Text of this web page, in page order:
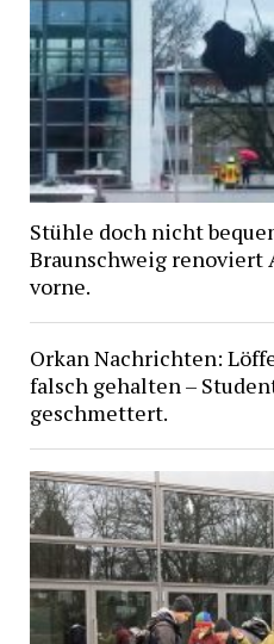
Stühle doch nicht
Braunschweig renoviert
vorne.
Orkan Nachrichten:
falsch gehalten –
geschmettert.